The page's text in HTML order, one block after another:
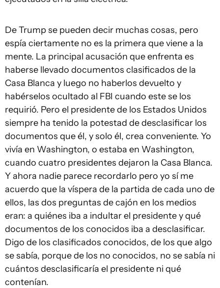
De Trump se pueden decir muchas cosas, pero
espía ciertamente no es la primera que viene a la
mente. La principal acusación que enfrenta es
haberse llevado documentos clasificados de la
Casa Blanca y luego no haberlos devuelto y
habérselos ocultado al FBI cuando este se los
requirió. Pero el presidente de los Estados Unidos
siempre ha tenido la potestad de desclasificar los
documentos que él, y solo él, crea conveniente. Yo
vivía en Washington, o estaba en Washington,
cuando cuatro presidentes dejaron la Casa Blanca.
Y ahora nadie parece recordarlo pero yo sí me
acuerdo que la víspera de la partida de cada uno de
ellos, las dos preguntas de cajón en los medios
eran: a quiénes iba a indultar el presidente y qué
documentos de los conocidos iba a desclasificar.
Digo de los clasificados conocidos, de los que algo
se sabía, porque de los no conocidos, no se sabía ni
cuántos desclasificaría el presidente ni qué
contenían.